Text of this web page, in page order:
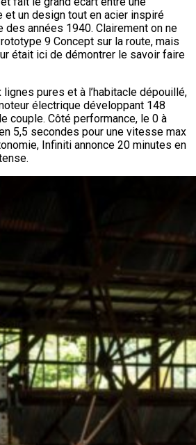
un design tout en acier inspiré
des années 1940. Clairement on ne
9 Concept sur la route, mais
était ici de démontrer le savoir faire
lignes pures et à l’habitacle dépouillé,
électrique développant 148
couple. Côté performance, le 0 à
5,5 secondes pour une vitesse max
Infiniti annonce 20 minutes en